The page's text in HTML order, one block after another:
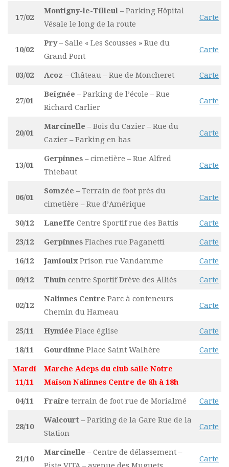
17/02
Montigny-le-Tilleul – Parking Hôpital
Vésale le long de la route
Carte
10/02
Pry– Salle « Les Scousses » Rue du
Grand Pont
Carte
03/02 Acoz – Château – Rue de Moncheret Carte
27/01
Beignée – Parking de l’école – Rue
Richard Carlier
Carte
20/01
Marcinelle – Bois du Cazier – Rue du
Cazier – Parking en bas
Carte
13/01
Gerpinnes – cimetière – Rue Alfred
Thiebaut
Carte
06/01
Somzée – Terrain de foot près du
cimetière – Rue d’Amérique
Carte
30/12 Laneffe Centre Sportif rue des Battis Carte
23/12 Gerpinnes Flaches rue Paganetti Carte
16/12 Jamioulx Prison rue Vandamme Carte
09/12 Thuin centre Sportif Drève des Alliés Carte
02/12
Nalinnes Centre Parc à conteneurs
Chemin du Hameau
Carte
25/11 Hymiée Place église Carte
18/11 Gourdinne Place Saint Walhère Carte
Mardi
11/11
Marche Adeps du club salle Notre
Maison Nalinnes Centre de 8h à 18h
04/11 Fraire terrain de foot rue de Morialmé Carte
28/10
Walcourt – Parking de la Gare Rue de la
Station
Carte
21/10
Marcinelle – Centre de délassement –
Carte